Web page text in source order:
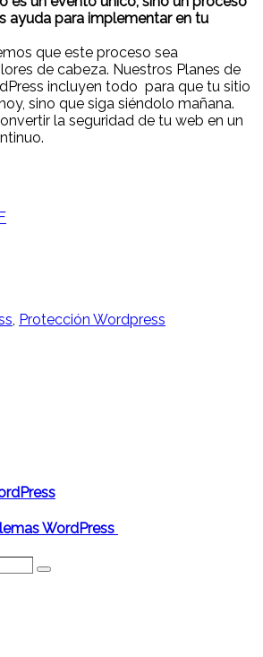
ayuda para implementar en tu
que este proceso sea
de cabeza. Nuestros Planes de
incluyen todo para que tu sitio
sino que siga siéndolo mañana.
la seguridad de tu web en un
, Protección Wordpress
WordPress
Buscar